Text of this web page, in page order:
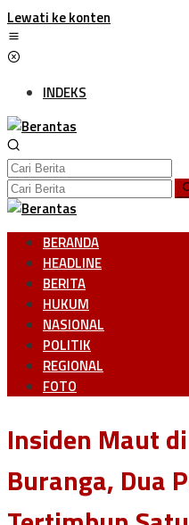
Lewati ke konten
INDEKS
BERANDA
HEADLINE
BERITA
HUKUM
NASIONAL
POLITIK
REGIONAL
FOTO
Insiden Maut
Buranga, Dua